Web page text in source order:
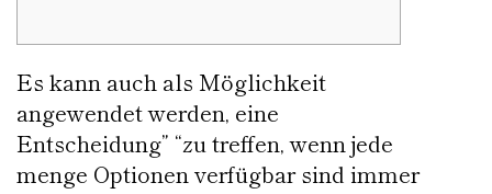
Es kann auch als Möglichkeit
angewendet werden, eine
Entscheidung” “zu treffen, wenn jede
menge Optionen verfügbar sind immer